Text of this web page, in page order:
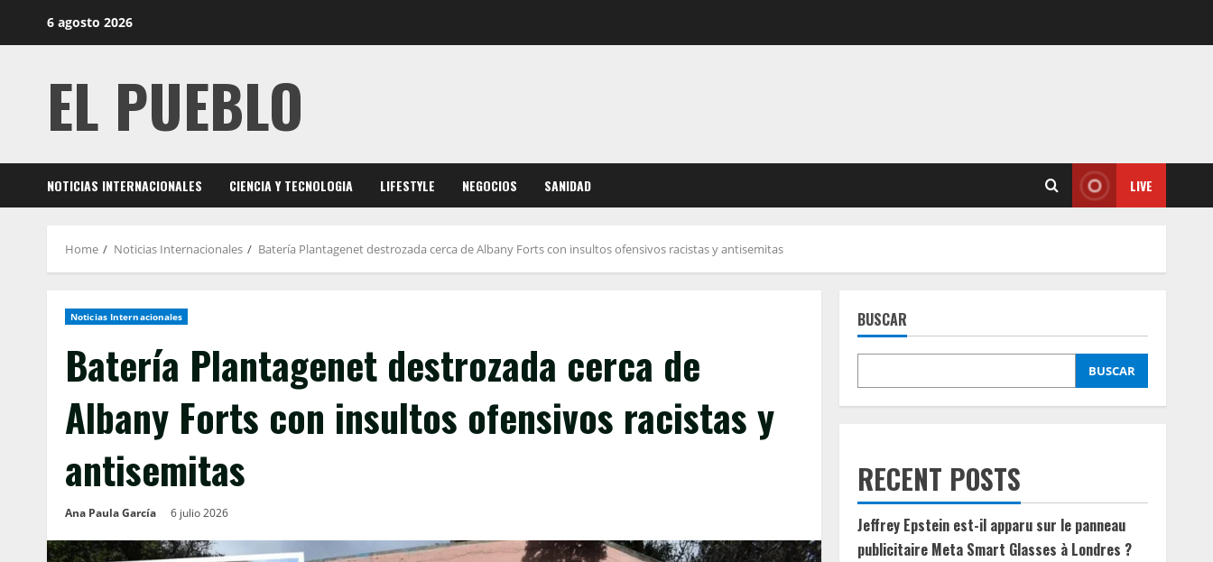
6 agosto 2026
EL PUEBLO
NOTICIAS INTERNACIONALES CIENCIA Y TECNOLOGIA LIFESTYLE NEGOCIOS SANIDAD LIVE
Home Noticias Internacionales Batería Plantagenet destrozada cerca de Albany Forts con insultos ofensivos racistas y antisemitas
Noticias Internacionales
Batería Plantagenet destrozada cerca de
Albany Forts con insultos ofensivos racistas y
antisemitas
Ana Paula García 6 julio 2026
BUSCAR
BUSCAR
RECENT POSTS
Jeffrey Epstein est-il apparu sur le panneau
publicitaire Meta Smart Glasses à Londres ?